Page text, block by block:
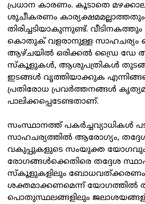
പ്രധാന കാരണം. കൂടാതെ
ശുചീകരണം കാര്യക്ഷമമല്ലാത്തതും
തിരിച്ചടിയാകുന്നുണ്ട്.
കൊതുക് വളരാനുള്ള സാഹചര്യം
ആഴ്ചയില്‍ ഒരിക്കല്‍ ഡ്രൈ ഡേ
സ്‌കൂളുകള്‍, ആശുപത്രികള്‍
ഇടങ്ങള്‍ വൃത്തിയാക്കുക
പ്രതിരോധ പ്രവര്‍ത്തനങ്ങള്‍
പാലിക്കപ്പെടേണ്ടതാണ്.
സംസ്ഥാനത്ത് പകര്‍ച്ചവ്യാധികള്‍
സാഹചര്യത്തില്‍ ആരോഗ്യം,
വകുപ്പുകളുടെ സംയുക്ത യോഗവും
രോഗങ്ങള്‍ക്കെതിരെ തദ്ദേശ
സ്‌കൂളുകളിലും ബോധവത്ക്കരണം
ശക്തമാക്കണമെന്ന് യോഗത്തില്‍
പൊതുസ്ഥലങ്ങളിലും